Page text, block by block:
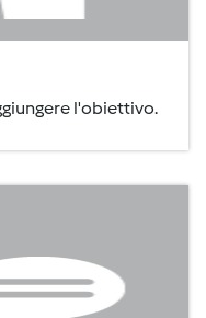
l'obiettivo.